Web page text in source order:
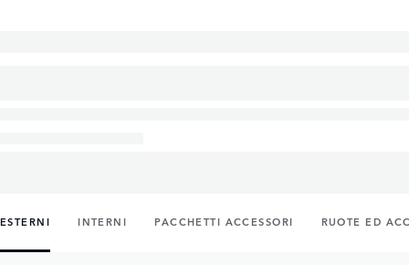
ESTERNI INTERNI PACCHETTI ACCESSORI RUOTE ED